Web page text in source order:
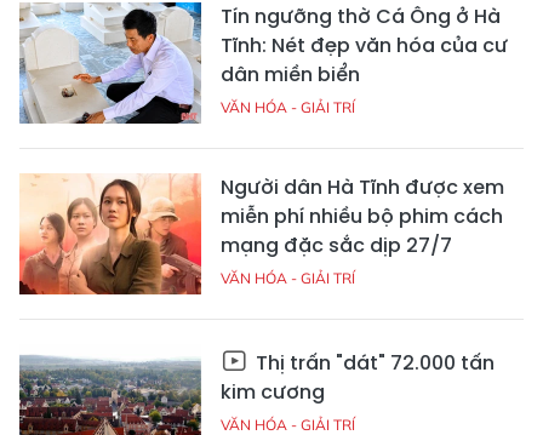
Tín ngưỡng thờ Cá Ông ở Hà
Tĩnh: Nét đẹp văn hóa của cư
dân miền biển
VĂN HÓA - GIẢI TRÍ
Người dân Hà Tĩnh được xem
miễn phí nhiều bộ phim cách
mạng đặc sắc dịp 27/7
VĂN HÓA - GIẢI TRÍ
Thị trấn "dát" 72.000 tấn
kim cương
VĂN HÓA - GIẢI TRÍ